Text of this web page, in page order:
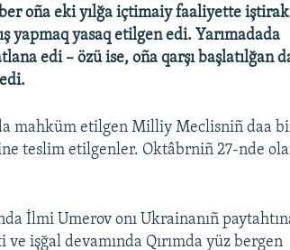
oña eki yılğa içtimaiy faaliyette iştirak
yapmaq yasaq etilgen edi. Yarımadada
edi – özü ise, oña qarşı başlatılğan
mahküm etilgen Milliy Meclisniñ daa
teslim etilgenler. Oktâbrniñ 27-nde
İlmi Umerov onı Ukrainanıñ
işğal devamında Qırımda yüz bergen